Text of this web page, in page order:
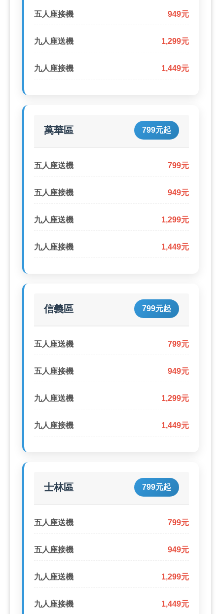
五人座接機 949元
九人座送機 1,299元
九人座接機 1,449元
萬華區 799元起
五人座送機 799元
五人座接機 949元
九人座送機 1,299元
九人座接機 1,449元
信義區 799元起
五人座送機 799元
五人座接機 949元
九人座送機 1,299元
九人座接機 1,449元
士林區 799元起
五人座送機 799元
五人座接機 949元
九人座送機 1,299元
九人座接機 1,449元